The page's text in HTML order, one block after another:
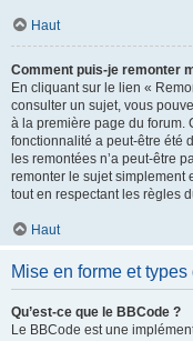
Haut
Comment puis-je remonter
En cliquant sur le lien «
consulter un sujet, vous
à la première page du forum.
fonctionnalité a peut-être été
les remontées n’a peut-être
remonter le sujet simplement
tout en respectant les règles
Haut
Mise en forme et
Qu’est-ce que le BBCode ?
Le BBCode est une